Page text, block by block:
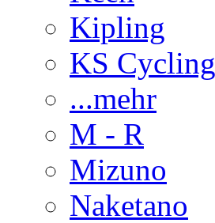
Kipling
KS Cycling
...mehr
M - R
Mizuno
Naketano